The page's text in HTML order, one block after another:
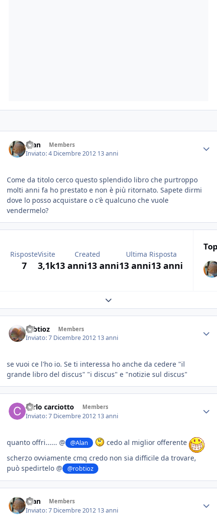
Alan Members
Inviato:4 Dicembre 2012 13 anni
Come da titolo cerco questo splendido libro che purtroppo
molti anni fa ho prestato e non è più ritornato. Sapete dirmi
dove lo posso acquistare o c'è qualcuno che vuole
vendermelo?
Risposte
7
Visite
3,1k
Created
13 anni13 anni
Ultima Risposta
13 anni13 anni
Expand topic overview
robtioz Members
Inviato:7 Dicembre 2012 13 anni
se vuoi ce l'ho io. Se ti interessa ho anche da cedere "il
grande libro del discus" "i discus" e "notizie sul discus"
carlo carciotto Members
Inviato:7 Dicembre 2012 13 anni
quanto offri...... @ @Alan
cedo al miglior offerente
scherzo ovviamente cmq credo non sia difficile da trovare,
può spedirtelo @
@robtioz
Alan Members
Inviato:7 Dicembre 2012 13 anni